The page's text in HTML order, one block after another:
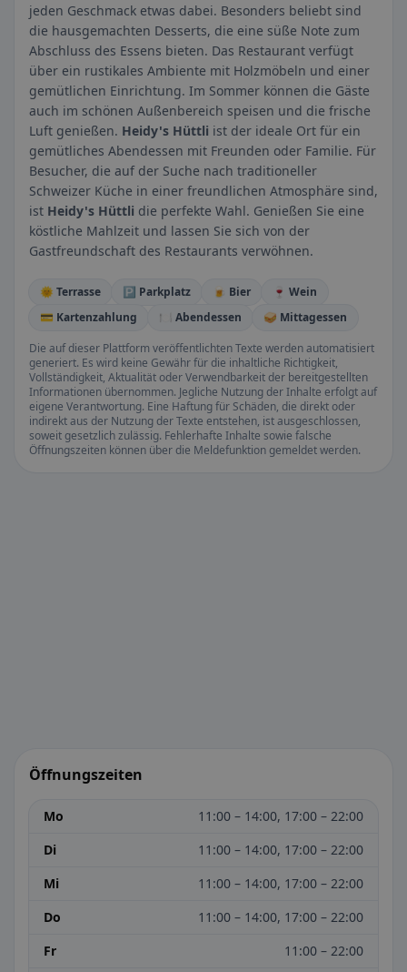
jeden Geschmack etwas dabei. Besonders beliebt sind
die hausgemachten Desserts, die eine süße Note zum
Abschluss des Essens bieten. Das Restaurant verfügt
über ein rustikales Ambiente mit Holzmöbeln und einer
gemütlichen Einrichtung. Im Sommer können die Gäste
auch im schönen Außenbereich speisen und die frische
Luft genießen. Heidy's Hüttli ist der ideale Ort für ein
gemütliches Abendessen mit Freunden oder Familie. Für
Besucher, die auf der Suche nach traditioneller
Schweizer Küche in einer freundlichen Atmosphäre sind,
ist Heidy's Hüttli die perfekte Wahl. Genießen Sie eine
köstliche Mahlzeit und lassen Sie sich von der
Gastfreundschaft des Restaurants verwöhnen.
🌞 Terrasse 🅿️ Parkplatz 🍺 Bier
🍷 Wein
💳 Kartenzahlung
🍽️ Abendessen
🥪 Mittagessen
Die auf dieser Plattform veröffentlichten Texte werden automatisiert
generiert. Es wird keine Gewähr für die inhaltliche Richtigkeit,
Vollständigkeit, Aktualität oder Verwendbarkeit der bereitgestellten
Informationen übernommen. Jegliche Nutzung der Inhalte erfolgt auf
eigene Verantwortung. Eine Haftung für Schäden, die direkt oder
indirekt aus der Nutzung der Texte entstehen, ist ausgeschlossen,
soweit gesetzlich zulässig. Fehlerhafte Inhalte sowie falsche
Öffnungszeiten können über die Meldefunktion gemeldet werden.
Öffnungszeiten
Mo
11:00 – 14:00, 17:00 – 22:00
Di
11:00 – 14:00, 17:00 – 22:00
Mi
11:00 – 14:00, 17:00 – 22:00
Do
11:00 – 14:00, 17:00 – 22:00
Fr
11:00 – 22:00